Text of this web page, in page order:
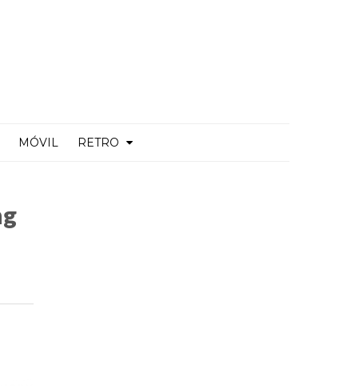
MÓVIL RETRO